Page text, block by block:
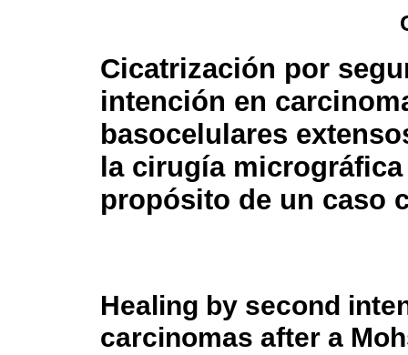
Cicatrización por
intención en
basocelulares
la cirugía
propósito de un caso
Healing by second
carcinomas after a